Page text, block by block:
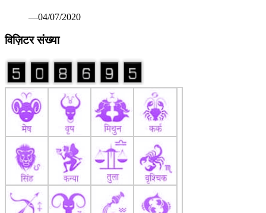
—04/07/2020
विज़िटर संख्या